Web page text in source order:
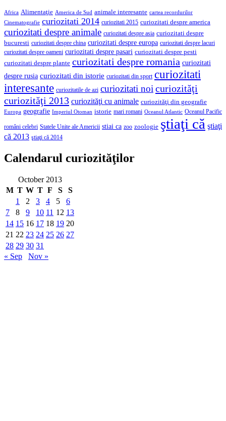
Africa Alimentaţie America de Sud animale interesante cartea recordurilor
Cinematografie curiozitati 2014 curiozitati 2015 curiozitati despre america
curiozitati despre animale curiozitati despre asia curiozitati despre
bucuresti curiozitati despre china curiozitati despre europa curiozitati despre lacuri
curiozitati despre oameni curiozitati despre pasari curiozitati despre pesti
curiozitati despre plante curiozitati despre romania curiozitati
despre rusia curiozitati din istorie curiozitati din sport curiozitati
interesante curiozitatile de azi curiozitati noicuriozităţi
curiozităţi 2013 curiozităţi cu animale curiozităţi din geografie
Europa geografie Imperiul Otoman istorie mari romani Oceanul Atlantic Oceanul Pacific
români celebri Statele Unite ale Americii stiai ca zoo zoologie ştiaţi că ştiaţi
că 2013 ştiaţi că 2014
Calendarul curiozităţilor
October 2013
M T W T F S
S
1
2 3 4 5
6
7
8 9 10 11 12 13
14 15 16 17 18 19 20
21 22 23 24 25 26 27
28 29 30 31
« Sep
Nov »